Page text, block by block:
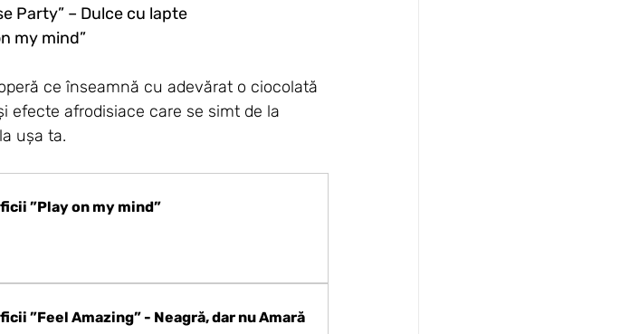
Party” – Dulce cu lapte
my mind”
ce înseamnă cu adevărat o ciocolată
efecte afrodisiace care se simt de la
ușa ta.
”Play on my mind”
”Feel Amazing” - Neagră, dar nu Amară